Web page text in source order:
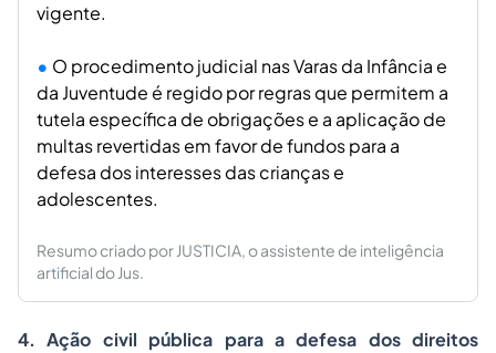
vigente.
O procedimento judicial nas Varas da Infância e
da Juventude é regido por regras que permitem a
tutela específica de obrigações e a aplicação de
multas revertidas em favor de fundos para a
defesa dos interesses das crianças e
adolescentes.
Resumo criado por JUSTICIA, o assistente de inteligência
artificial do Jus.
4. Ação civil pública para a defesa dos direitos